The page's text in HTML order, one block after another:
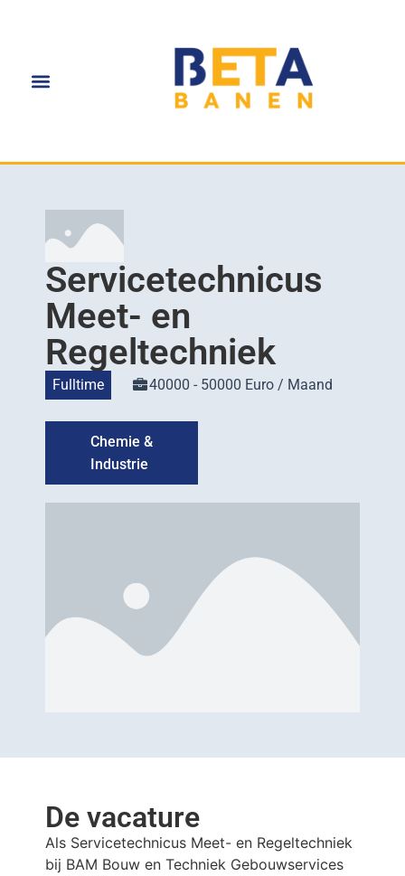
Servicetechnicus
Meet- en
Regeltechniek
Fulltime 40000 - 50000 Euro / Maand
Chemie &
Industrie
De vacature
Als Servicetechnicus Meet- en Regeltechniek
bij BAM Bouw en Techniek Gebouwservices